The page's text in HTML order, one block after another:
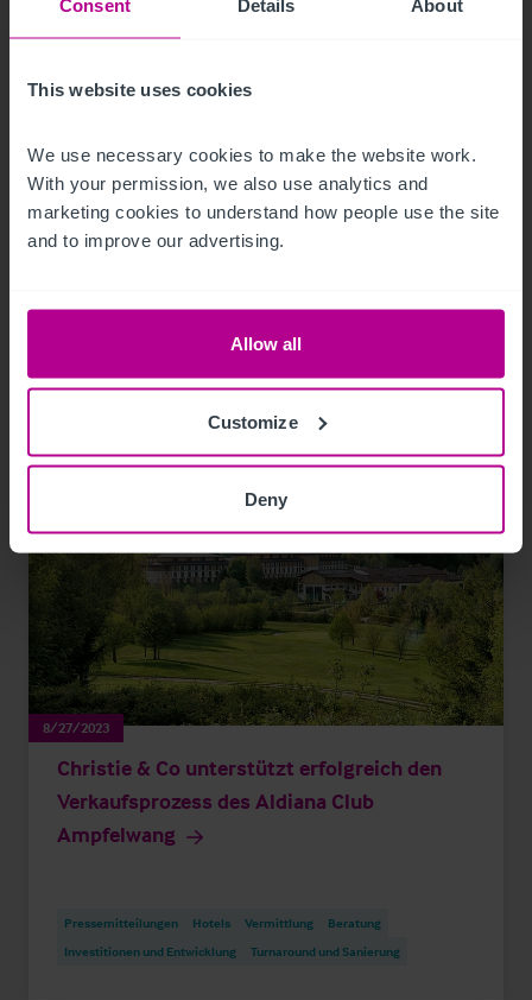
Consent Details About
This website uses cookies
We use necessary cookies to make the website work.
With your permission, we also use analytics and
marketing cookies to understand how people use the site
and to improve our advertising.
Allow all
Customize
Deny
Hotelmarkt Wien - Update H1
8/27/2023
Christie & Co unterstützt erfolgreich den
Verkaufsprozess des Aldiana Club
Ampfelwang
Pressemitteilungen Hotels Vermittlung
Beratung
Investitionen und Entwicklung
Turnaround und Sanierung